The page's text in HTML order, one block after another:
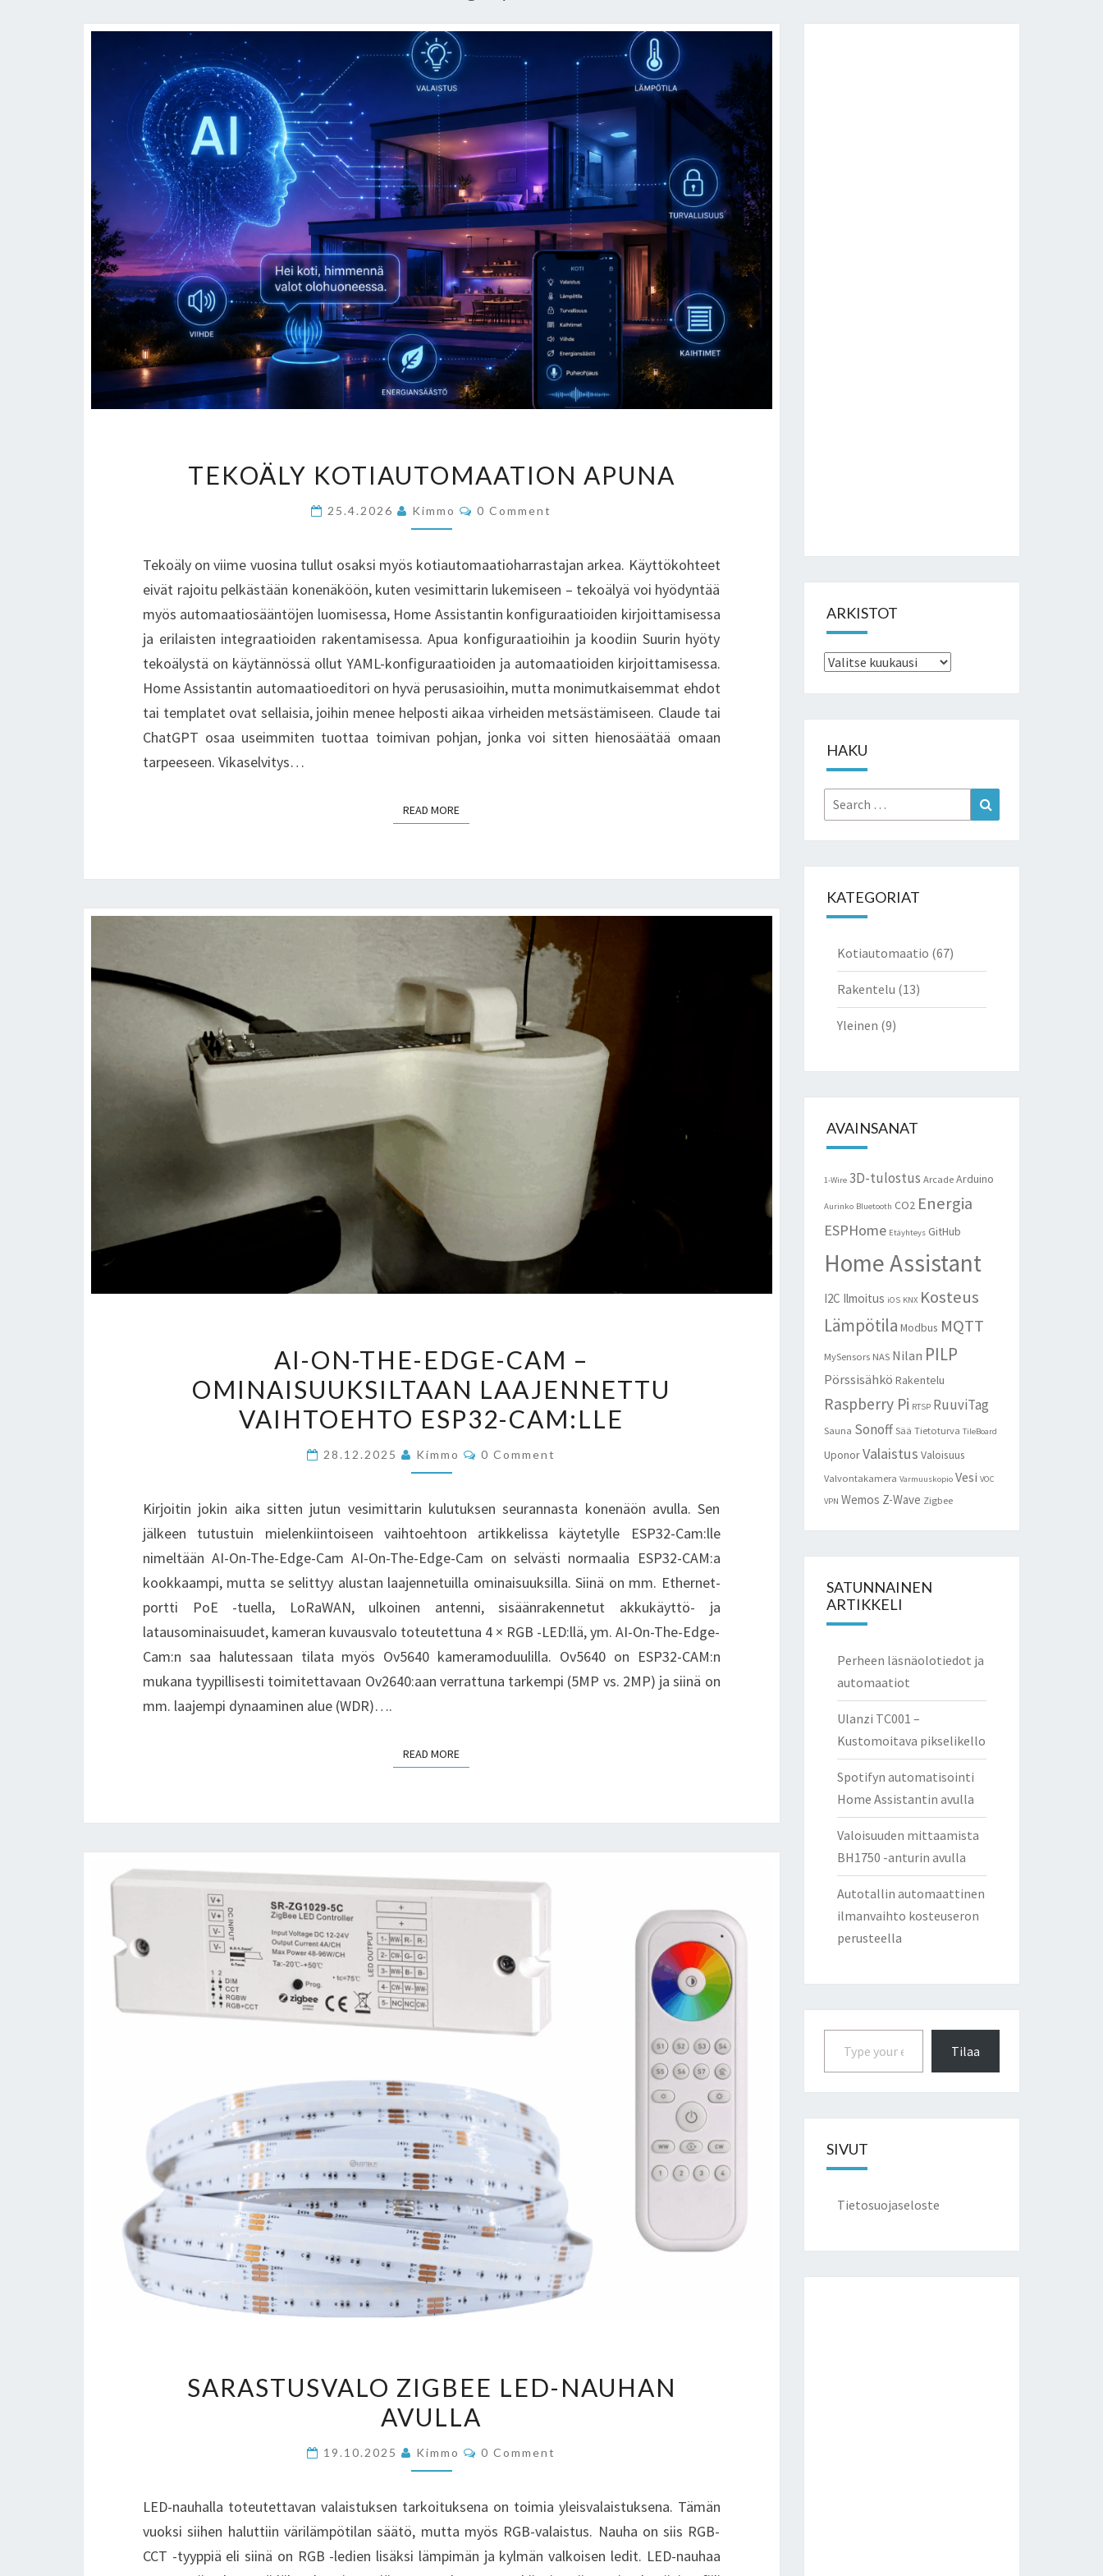
KOTIAUTOMAATION
APUNA
TEKOÄLY KOTIAUTOMAATION APUNA
25.4.2026 Kimmo Comments
0 Comment
Tekoäly on viime vuosina tullut osaksi myös kotiautomaatioharrastajan arkea. Käyttökohteet
eivät rajoitu pelkästään konenäköön, kuten vesimittarin lukemiseen – tekoälyä voi hyödyntää
myös automaatiosääntöjen luomisessa, Home Assistantin konfiguraatioiden kirjoittamisessa
ja erilaisten integraatioiden rakentamisessa. Apua konfiguraatioihin ja koodiin Suurin hyöty
tekoälystä on käytännössä ollut YAML-konfiguraatioiden ja automaatioiden kirjoittamisessa.
Home Assistantin automaatioeditori on hyvä perusasioihin, mutta monimutkaisemmat ehdot
tai templatet ovat sellaisia, joihin menee helposti aikaa virheiden metsästämiseen. Claude tai
ChatGPT osaa useimmiten tuottaa toimivan pohjan, jonka voi sitten hienosäätää omaan
tarpeeseen. Vikaselvitys…
READ MOREREAD MORE
ON-
THE-
EDGE-
–
LAAJENNETTU
VAIHTOEHTO
ESP32-
CAM:LLE
AI-ON-THE-EDGE-CAM –
OMINAISUUKSILTAAN LAAJENNETTU
VAIHTOEHTO ESP32-CAM:LLE
28.12.2025 Kimmo Comments
0 Comment
Kirjoitin jokin aika sitten jutun vesimittarin kulutuksen seurannasta konenäön avulla. Sen
jälkeen tutustuin mielenkiintoiseen vaihtoehtoon artikkelissa käytetylle ESP32-Cam:lle
nimeltään AI-On-The-Edge-Cam AI-On-The-Edge-Cam on selvästi normaalia ESP32-CAM:a
kookkaampi, mutta se selittyy alustan laajennetuilla ominaisuuksilla. Siinä on mm. Ethernet-
portti PoE -tuella, LoRaWAN, ulkoinen antenni, sisäänrakennetut akkukäyttö- ja
latausominaisuudet, kameran kuvausvalo toteutettuna 4 × RGB -LED:llä, ym. AI-On-The-Edge-
Cam:n saa halutessaan tilata myös Ov5640 kameramoduulilla. Ov5640 on ESP32-CAM:n
mukana tyypillisesti toimitettavaan Ov2640:aan verrattuna tarkempi (5MP vs. 2MP) ja siinä on
mm. laajempi dynaaminen alue (WDR)….
READ MOREREAD MORE
ZIGBEE
LED-
AVULLA
SARASTUSVALO ZIGBEE LED-NAUHAN
AVULLA
19.10.2025 Kimmo Comments
0 Comment
LED-nauhalla toteutettavan valaistuksen tarkoituksena on toimia yleisvalaistuksena. Tämän
vuoksi siihen haluttiin värilämpötilan säätö, mutta myös RGB-valaistus. Nauha on siis RGB-
CCT -tyyppiä eli siinä on RGB -ledien lisäksi lämpimän ja kylmän valkoisen ledit. LED-nauhaa
ARKISTOT
Arkistot
HAKU
Search
for:
KATEGORIAT
Kotiautomaatio (67)
Rakentelu (13)
Yleinen (9)
AVAINSANAT
1-Wire 3D-tulostus Arcade Arduino
Aurinko Bluetooth CO2 Energia
ESPHome Etäyhteys GitHub
Home Assistant
I2C Ilmoitus iOS KNX Kosteus
Lämpötila Modbus MQTT
MySensors NAS Nilan PILP
Pörssisähkö Rakentelu
Raspberry Pi RTSP RuuviTag
Sauna Sonoff Sää Tietoturva TileBoard
UponorValaistus Valoisuus
Valvontakamera Varmuuskopio Vesi VOC
VPN Wemos Z-Wave Zigbee
SATUNNAINEN
ARTIKKELI
Perheen läsnäolotiedot ja
automaatiot
Ulanzi TC001 –
Kustomoitava pikselikello
Spotifyn automatisointi
Home Assistantin avulla
Valoisuuden mittaamista
BH1750 -anturin avulla
Autotallin automaattinen
ilmanvaihto kosteuseron
perusteella
Type your email…
Tilaa
SIVUT
Tietosuojaseloste